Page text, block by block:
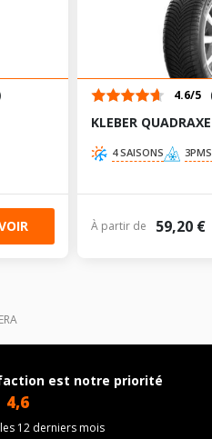
4.6/5
KLEBER
4 SAISONS
À partir de 59,20 €
est notre priorité
4,6
12 derniers mois